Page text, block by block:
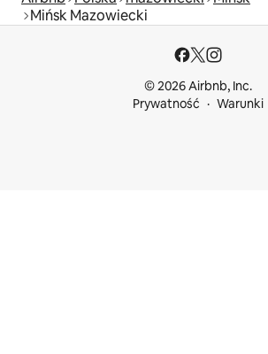
Mińsk Mazowiecki
© 2026 Airbnb, Inc.
Prywatność
Warunki